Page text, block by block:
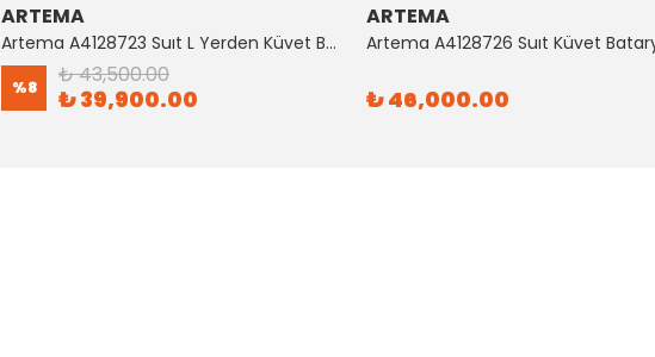
ARTEMA
Artema A4128723 Suıt L Yerden Küvet Bataryası Altın
%8 ₺ 43,500.00
₺ 39,900.00
ARTEMA
₺ 46,000.00